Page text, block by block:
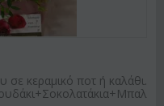
κεραμικό ποτ ή καλάθι.